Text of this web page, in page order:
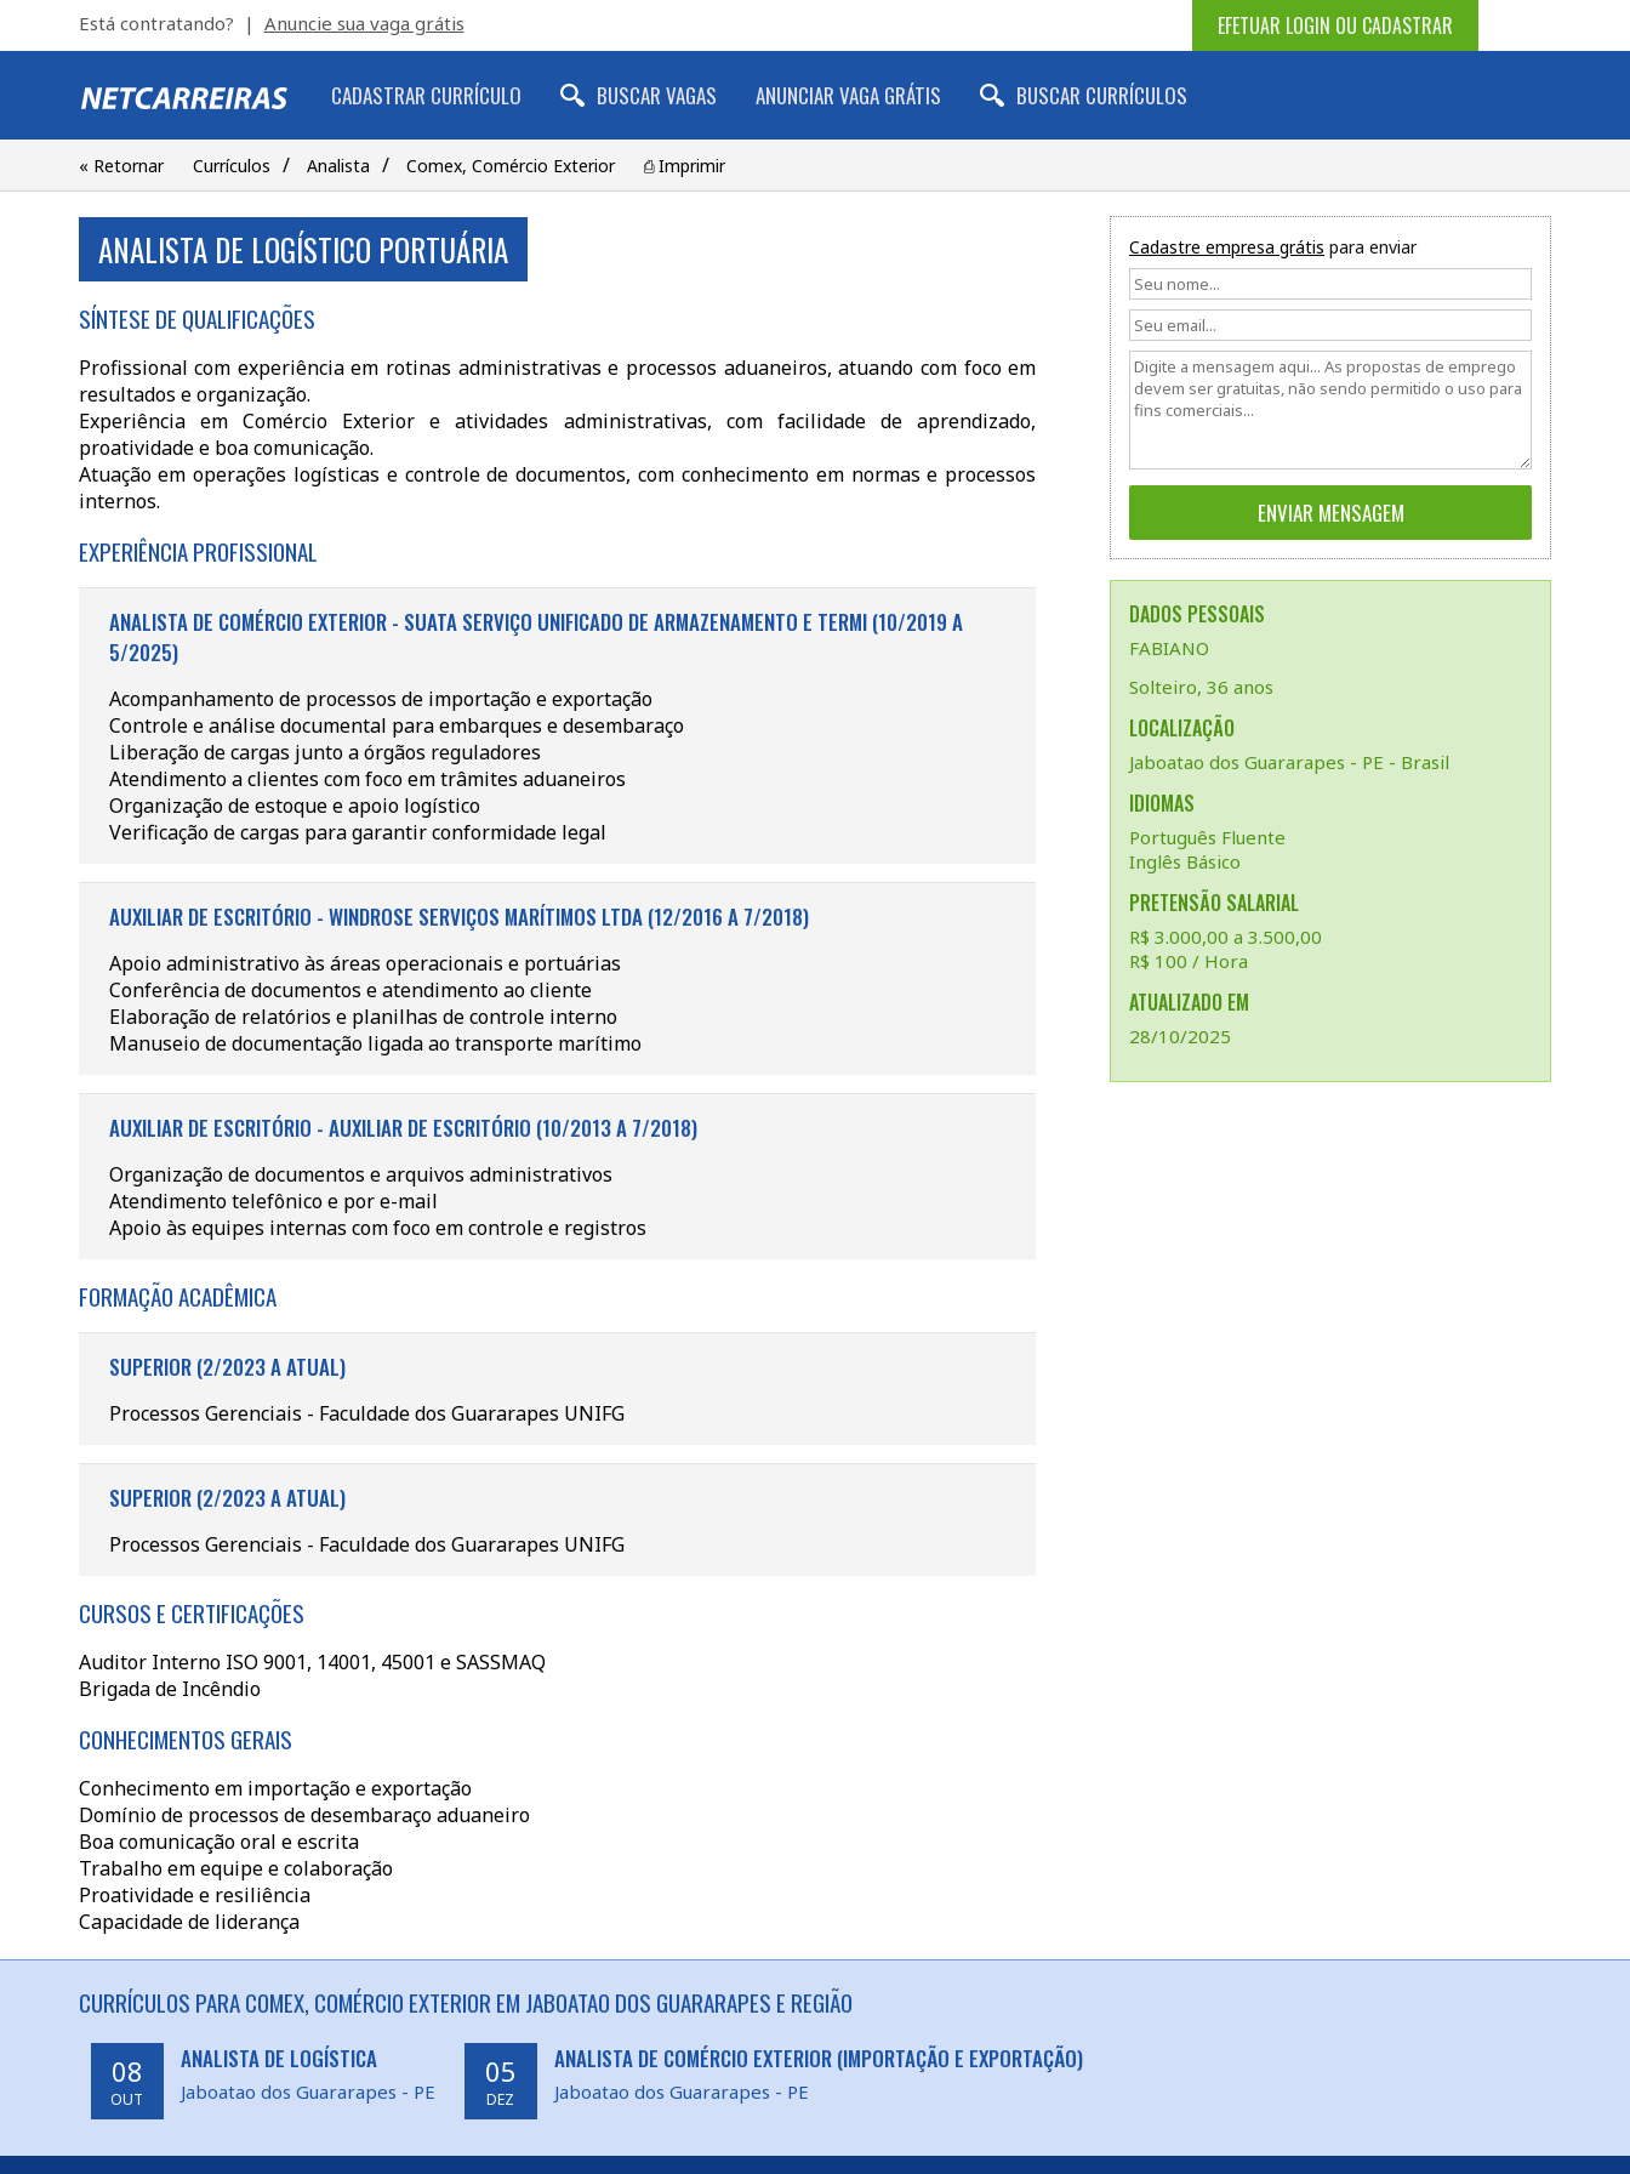
EFETUAR LOGIN OU CADASTRAR
Está contratando? | Anuncie sua vaga grátis
CADASTRAR CURRÍCULO BUSCAR VAGAS ANUNCIAR VAGA GRÁTIS BUSCAR CURRÍCULOS
« Retornar Currículos / Analista / Comex, Comércio Exterior ⎙ Imprimir
Cadastre empresa grátis para enviar
DADOS PESSOAIS
FABIANO
Solteiro, 36 anos
LOCALIZAÇÃO
Jaboatao dos Guararapes - PE - Brasil
IDIOMAS
Português Fluente
Inglês Básico
PRETENSÃO SALARIAL
R$ 3.000,00 a 3.500,00
R$ 100 / Hora
ATUALIZADO EM
28/10/2025
ANALISTA DE LOGÍSTICO PORTUÁRIA
SÍNTESE DE QUALIFICAÇÕES
Profissional com experiência em rotinas administrativas e processos aduaneiros, atuando com foco em
resultados e organização.
Experiência em Comércio Exterior e atividades administrativas, com facilidade de aprendizado,
proatividade e boa comunicação.
Atuação em operações logísticas e controle de documentos, com conhecimento em normas e processos
internos.
EXPERIÊNCIA PROFISSIONAL
ANALISTA DE COMÉRCIO EXTERIOR - SUATA SERVIÇO UNIFICADO DE ARMAZENAMENTO E TERMI (10/2019 A
5/2025)
Acompanhamento de processos de importação e exportação
Controle e análise documental para embarques e desembaraço
Liberação de cargas junto a órgãos reguladores
Atendimento a clientes com foco em trâmites aduaneiros
Organização de estoque e apoio logístico
Verificação de cargas para garantir conformidade legal
AUXILIAR DE ESCRITÓRIO - WINDROSE SERVIÇOS MARÍTIMOS LTDA (12/2016 A 7/2018)
Apoio administrativo às áreas operacionais e portuárias
Conferência de documentos e atendimento ao cliente
Elaboração de relatórios e planilhas de controle interno
Manuseio de documentação ligada ao transporte marítimo
AUXILIAR DE ESCRITÓRIO - AUXILIAR DE ESCRITÓRIO (10/2013 A 7/2018)
Organização de documentos e arquivos administrativos
Atendimento telefônico e por e-mail
Apoio às equipes internas com foco em controle e registros
FORMAÇÃO ACADÊMICA
SUPERIOR (2/2023 A ATUAL)
Processos Gerenciais - Faculdade dos Guararapes UNIFG
SUPERIOR (2/2023 A ATUAL)
Processos Gerenciais - Faculdade dos Guararapes UNIFG
CURSOS E CERTIFICAÇÕES
Auditor Interno ISO 9001, 14001, 45001 e SASSMAQ
Brigada de Incêndio
CONHECIMENTOS GERAIS
Conhecimento em importação e exportação
Domínio de processos de desembaraço aduaneiro
Boa comunicação oral e escrita
Trabalho em equipe e colaboração
Proatividade e resiliência
Capacidade de liderança
CURRÍCULOS PARA COMEX, COMÉRCIO EXTERIOR EM JABOATAO DOS GUARARAPES E REGIÃO
08
OUT
ANALISTA DE LOGÍSTICA
Jaboatao dos Guararapes - PE
05
DEZ
ANALISTA DE COMÉRCIO EXTERIOR (IMPORTAÇÃO E EXPORTAÇÃO)
Jaboatao dos Guararapes - PE